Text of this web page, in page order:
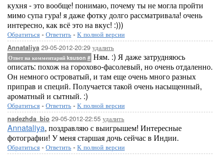
кухня - это вообще! понимаю, почему ты не могла пройти
мимо супа гура! я даже фотку долго рассматривала! очень
интересно, как всё это на вкус! :)))
Обратиться - Ответить - К полной версии
Annataliya 29-05-2012-20:29 удалить
Ответ на комментарий ksuson # Ням. :) Я даже затрудняюсь
описать: похож на горохово-фасолевый, но очень отдаленно.
Он немного островатый, и там еще очень много разных
приправ и специй. Получается такой очень насыщенный,
ароматный и сытный. :)
Обратиться - Ответить - К полной версии
nadezhda_bio 29-05-2012-22:55 удалить
Annataliya, поздравляю с выигрышем! Интересные
фотографии! У меня старшая дочь сейчас в Индии.
Обратиться - Ответить - К полной версии